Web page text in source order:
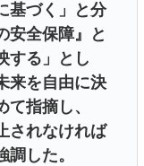
基づく」と分
安全保障』と
する」とし
来を自由に決
指摘し、
されなければ
した。